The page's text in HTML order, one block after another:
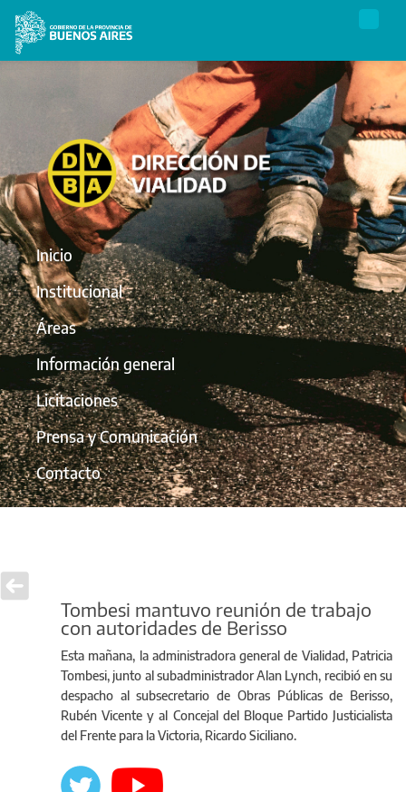
Inicio
Institucional
Áreas
Información general
Licitaciones
Prensa y Comunicación
Contacto
Tombesi mantuvo reunión de trabajo
con autoridades de Berisso
Esta mañana, la administradora general de Vialidad, Patricia
Tombesi, junto al subadministrador Alan Lynch, recibió en su
despacho al subsecretario de Obras Públicas de Berisso,
Rubén Vicente y al Concejal del Bloque Partido Justicialista
del Frente para la Victoria, Ricardo Siciliano.